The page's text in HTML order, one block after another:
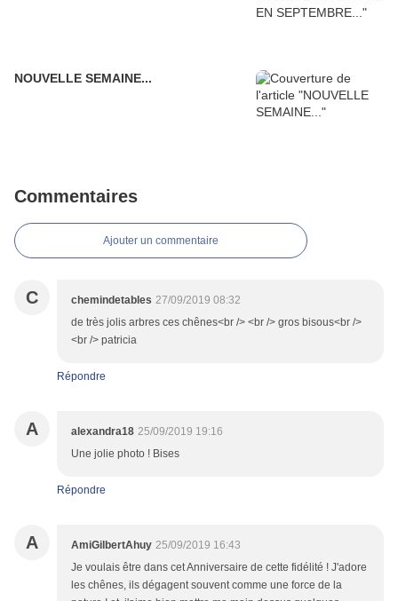
NOUVELLE SEMAINE...
Commentaires
Ajouter un commentaire
C chemindetables 27/09/2019 08:32
de très jolis arbres ces chênes<br /> <br /> gros bisous<br />
<br /> patricia
Répondre
A alexandra18 25/09/2019 19:16
Une jolie photo ! Bises
Répondre
A AmiGilbertAhuy 25/09/2019 16:43
Je voulais être dans cet Anniversaire de cette fidélité ! J'adore
les chênes, ils dégagent souvent comme une force de la